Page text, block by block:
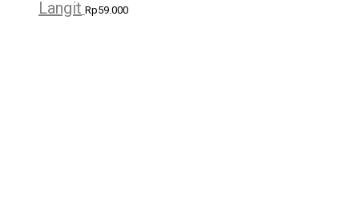
Langit Rp59.000